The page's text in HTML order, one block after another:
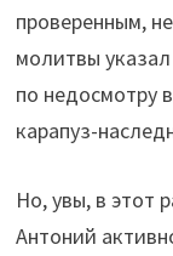
проверенным,
молитвы
по недосмотру
карапуз-
Но, увы, в этот
Антоний